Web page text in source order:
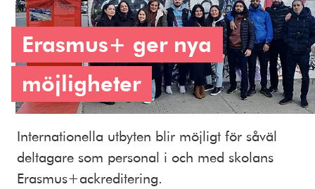
Erasmus+ ger nya
möjligheter
Internationella utbyten blir möjligt för såväl
deltagare som personal i och med skolans
Erasmus+ackreditering.